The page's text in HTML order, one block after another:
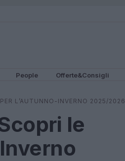
People Offerte&Consigli
L’AUTUNNO-INVERNO 2025/2026
le